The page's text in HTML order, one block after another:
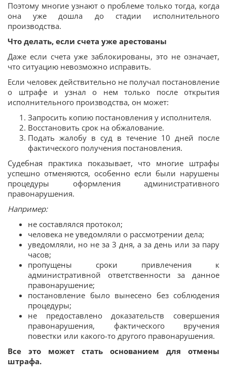
Поэтому многие узнают о проблеме только тогда, когда
она уже дошла до стадии исполнительного
производства.
Что делать, если счета уже арестованы
Даже если счета уже заблокированы, это не означает,
что ситуацию невозможно исправить.
Если человек действительно не получал постановление
о штрафе и узнал о нем только после открытия
исполнительного производства, он может:
Запросить копию постановления у исполнителя.
Восстановить срок на обжалование.
Подать жалобу в суд в течение 10 дней после
фактического получения постановления.
Судебная практика показывает, что многие штрафы
успешно отменяются, особенно если были нарушены
процедуры оформления административного
правонарушения.
Например:
не составлялся протокол;
человека не уведомляли о рассмотрении дела;
уведомляли, но не за 3 дня, а за день или за пару
часов;
пропущены сроки привлечения к
административной ответственности за данное
правонарушение;
постановление было вынесено без соблюдения
процедуры;
не предоставлено доказательств совершения
правонарушения, фактического вручения
повестки или какого-то другого правонарушения.
Все это может стать основанием для отмены
штрафа.